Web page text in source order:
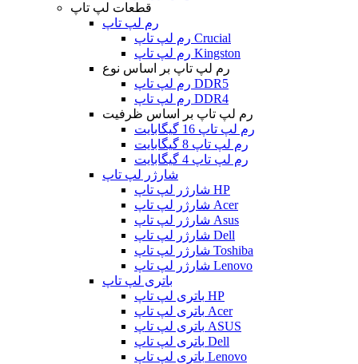
قطعات لپ تاپ
رم لپ تاپ
رم لپ تاپ Crucial
رم لپ تاپ Kingston
رم لپ تاپ بر اساس نوع
رم لپ تاپ DDR5
رم لپ تاپ DDR4
رم لپ تاپ بر اساس ظرفیت
رم لپ تاپ 16 گیگابایت
رم لپ تاپ 8 گیگابایت
رم لپ تاپ 4 گیگابایت
شارژر لپ تاپ
شارژر لپ تاپ HP
شارژر لپ تاپ Acer
شارژر لپ تاپ Asus
شارژر لپ تاپ Dell
شارژر لپ تاپ Toshiba
شارژر لپ تاپ Lenovo
باتری لپ تاپ
باتری لپ تاپ HP
باتری لپ تاپ Acer
باتری لپ تاپ ASUS
باتری لپ تاپ Dell
باتری لپ تاپ Lenovo